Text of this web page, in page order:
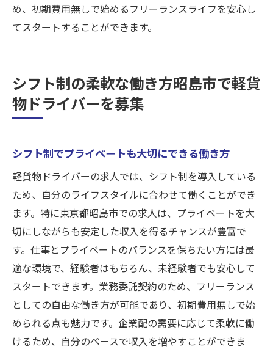
め、初期費用無しで始めるフリーランスライフを安心し
てスタートすることができます。
シフト制の柔軟な働き方昭島市で軽貨
物ドライバーを募集
シフト制でプライベートも大切にできる働き方
軽貨物ドライバーの求人では、シフト制を導入している
ため、自分のライフスタイルに合わせて働くことができ
ます。特に東京都昭島市での求人は、プライベートを大
切にしながらも安定した収入を得るチャンスが豊富で
す。仕事とプライベートのバランスを保ちたい方には最
適な環境で、経験者はもちろん、未経験者でも安心して
スタートできます。業務委託契約のため、フリーランス
としての自由な働き方が可能であり、初期費用無しで始
められる点も魅力です。企業配の需要に応じて柔軟に働
けるため、自分のペースで収入を増やすことができま